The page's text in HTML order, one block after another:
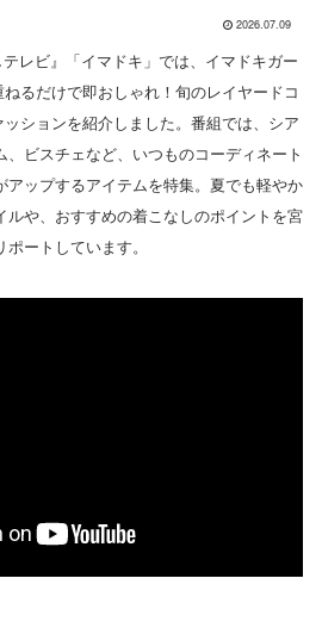
2026.07.09
レビ』「イマドキ」では、イマドキガー
るだけで即おしゃれ！旬のレイヤードコ
ションを紹介しました。番組では、シア
ビスチェなど、いつものコーディネート
アップするアイテムを特集。夏でも軽やか
ルや、おすすめの着こなしのポイントを宮
ートしています。